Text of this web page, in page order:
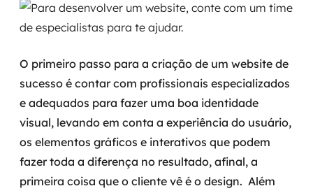
O primeiro passo para a criação de um website de
sucesso é contar com profissionais especializados
e adequados para fazer uma boa identidade
visual, levando em conta a experiência do usuário,
os elementos gráficos e interativos que podem
fazer toda a diferença no resultado, afinal, a
primeira coisa que o cliente vê é o design. Além